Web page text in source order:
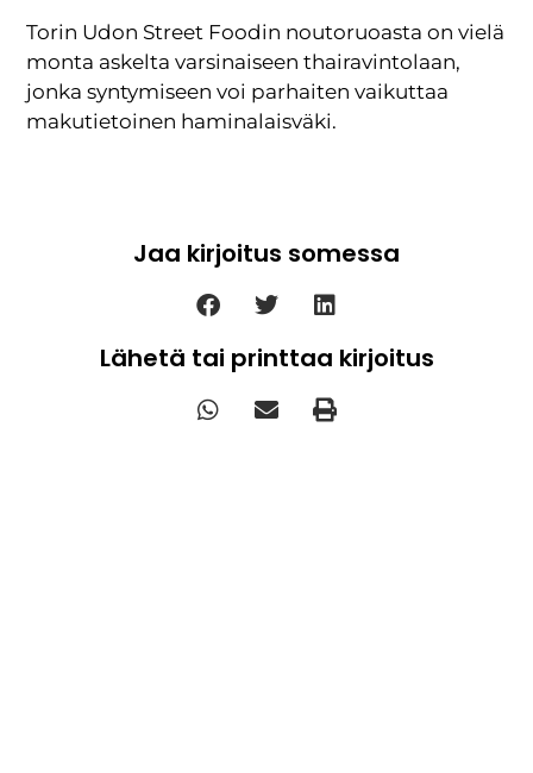
Torin Udon Street Foodin noutoruoasta on vielä
monta askelta varsinaiseen thairavintolaan,
jonka syntymiseen voi parhaiten vaikuttaa
makutietoinen haminalaisväki.
Jaa kirjoitus somessa
Lähetä tai printtaa kirjoitus